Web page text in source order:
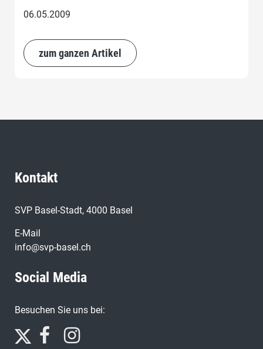
06.05.2009
zum ganzen Artikel
Kontakt
SVP Basel-Stadt, 4000 Basel
E-Mail
info@svp-basel.ch
Social Media
Besuchen Sie uns bei: